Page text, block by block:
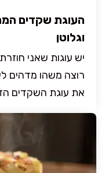
העוגת שקדים
וגלוטן
יש עוגות שאני
רוצה משהו מדהים
את עוגת השקדים